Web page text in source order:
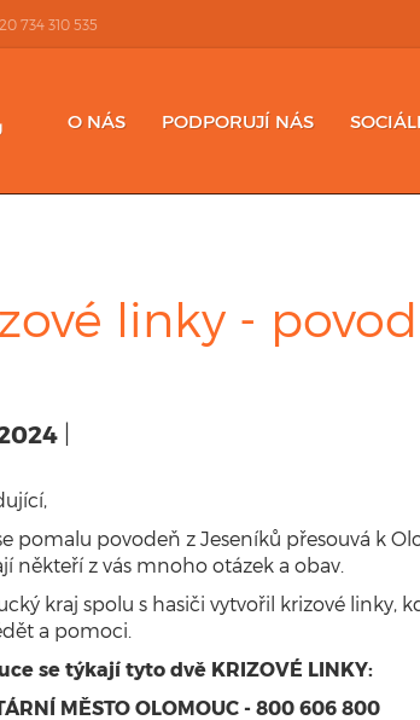
734 310 535
O NÁS PODPORUJÍ NÁS
linky -
pomalu povodeň z Jeseníků přesouvá k
někteří z vás mnoho otázek a obav.
kraj spolu s hasiči vytvořil krizové linky,
a pomoci.
se týkají tyto dvě KRIZOVÉ LINKY:
MĚSTO OLOMOUC - 800 606 800